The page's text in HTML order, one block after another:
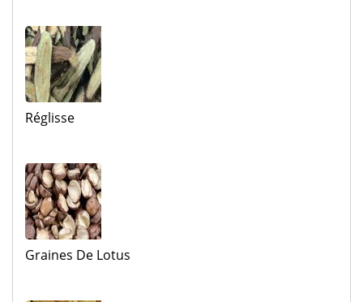
Réglisse
Graines De Lotus